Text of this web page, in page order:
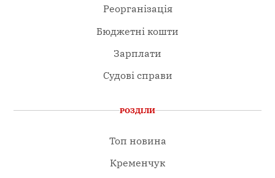
Реорганізація
Бюджетні кошти
Зарплати
Судові справи
РОЗДІЛИ
Топ новина
Кременчук